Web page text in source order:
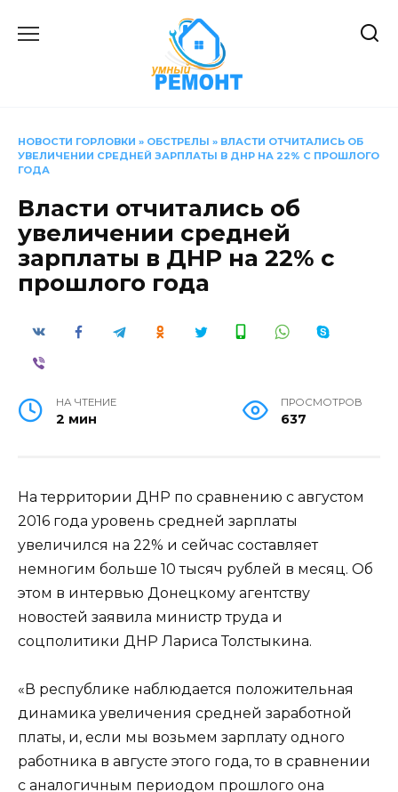
НОВОСТИ ГОРЛОВКИ » ОБСТРЕЛЫ » ВЛАСТИ ОТЧИТАЛИСЬ ОБ
УВЕЛИЧЕНИИ СРЕДНЕЙ ЗАРПЛАТЫ В ДНР НА 22% С ПРОШЛОГО
ГОДА
Власти отчитались об
увеличении средней
зарплаты в ДНР на 22% с
прошлого года
НА ЧТЕНИЕ
2 мин
ПРОСМОТРОВ
637
На территории ДНР по сравнению с августом
2016 года уровень средней зарплаты
увеличился на 22% и сейчас составляет
немногим больше 10 тысяч рублей в месяц. Об
этом в интервью Донецкому агентству
новостей заявила министр труда и
соцполитики ДНР Лариса Толстыкина.
«В республике наблюдается положительная
динамика увеличения средней заработной
платы, и, если мы возьмем зарплату одного
работника в августе этого года, то в сравнении
с аналогичным периодом прошлого она